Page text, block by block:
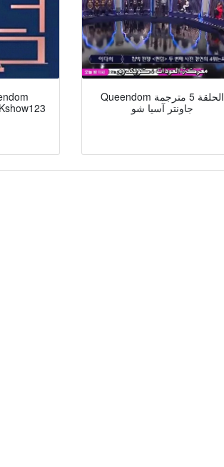
Queendom الحلقة 5 مترجمة
جاونتر آسيا شو